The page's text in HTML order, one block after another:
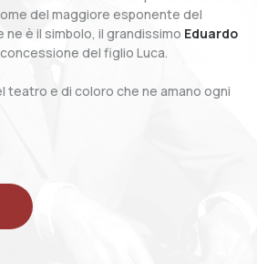
del maggiore esponente del
è il simbolo, il grandissimo Eduardo
del figlio Luca.
teatro e di coloro che ne amano ogni